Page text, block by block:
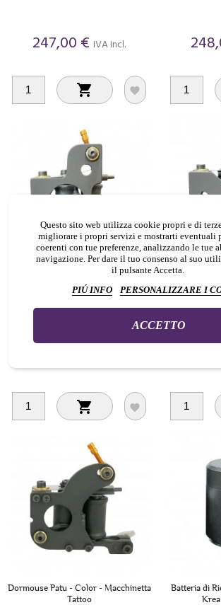
247,00 € IVA Incl.
 
Dormouse Demon - Liner -
Macchinetta Tattoo
 
Dormouse
Dormouse Patu - Color - Macchinetta
Tattoo
Batteria di
Questo sito web utilizza cookie propri e di
migliorare i propri servizi e mostrarti eventuali
coerenti con tue preferenze, analizzando le tue
navigazione. Per dare il tuo consenso al suo
il pulsante Accetta.
PIÚ INFO
PERSONALIZZARE I
ACCETTO